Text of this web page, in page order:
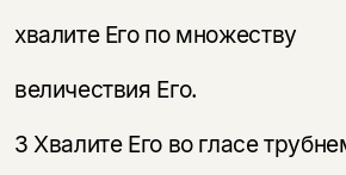
хвалите Его по множеству
величествия Его.
3 Хвалите Его во гласе